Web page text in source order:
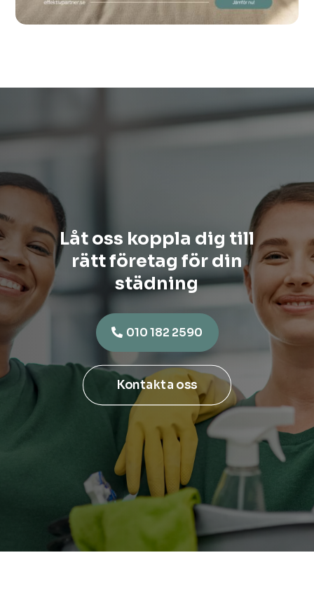
Låt oss koppla dig till
rätt företag för din
städning
010 182 2590
Kontakta oss